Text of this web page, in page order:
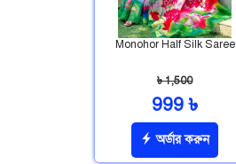
Monohor Half Silk Saree
৳ 1,500
999 ৳
অর্ডার করুন